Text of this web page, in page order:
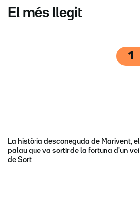
El més llegit
1
La història desconeguda de Marivent, el
palau que va sortir de la fortuna d'un veí
de Sort